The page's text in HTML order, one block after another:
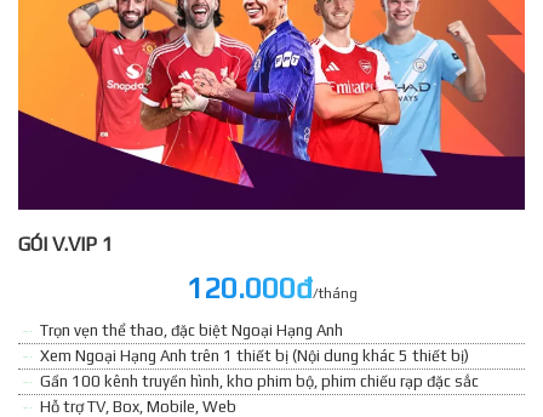
GÓI V.VIP 1
120.000đ/tháng
Trọn vẹn thể thao, đặc biệt Ngoại Hạng Anh
Xem Ngoại Hạng Anh trên 1 thiết bị (Nội dung khác 5 thiết bị)
Gần 100 kênh truyền hình, kho phim bộ, phim chiếu rạp đặc sắc
Hỗ trợ TV, Box, Mobile, Web